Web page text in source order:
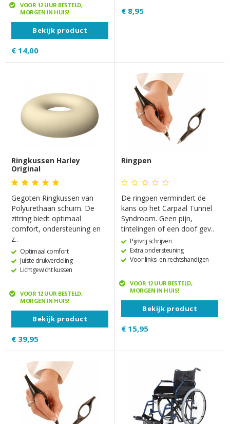
VOOR 12 UUR BESTELD,
MORGEN IN HUIS!
Bekijk product
€ 14,00
€ 8,95
Ringkussen Harley
Original
Gegoten Ringkussen van
Polyurethaan schuim. De
zitring biedt optimaal
comfort, ondersteuning en
z..
Optimaal comfort
Juiste drukverdeling
Lichtgewicht kussen
VOOR 12 UUR BESTELD,
MORGEN IN HUIS!
Bekijk product
€ 39,95
Ringpen
De ringpen vermindert de
kans op het Carpaal Tunnel
Syndroom. Geen pijn,
tintelingen of een doof gev..
Pijnvrij schrijven
Extra ondersteuning
Voor links- en rechtshandigen
VOOR 12 UUR BESTELD,
MORGEN IN HUIS!
Bekijk product
€ 15,95